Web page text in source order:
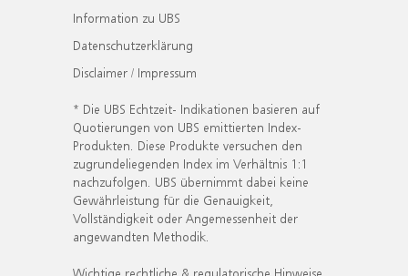
Information zu UBS
Datenschutzerklärung
Disclaimer / Impressum
* Die UBS Echtzeit- Indikationen basieren auf
Quotierungen von UBS emittierten Index-
Produkten. Diese Produkte versuchen den
zugrundeliegenden Index im Verhältnis 1:1
nachzufolgen. UBS übernimmt dabei keine
Gewährleistung für die Genauigkeit,
Vollständigkeit oder Angemessenheit der
angewandten Methodik.